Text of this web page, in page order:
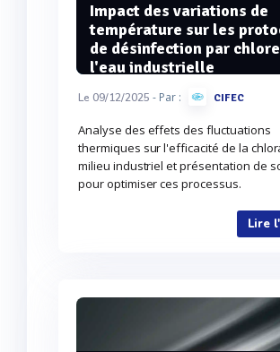
Impact des variations de
température sur les
de désinfection par
l'eau industrielle
Le 09/12/2025 - Par : CIFEC
Analyse des effets des fluctuations
thermiques sur l'efficacité de la
milieu industriel et présentation de
pour optimiser ces processus.
Lire